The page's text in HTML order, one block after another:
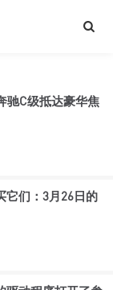
驰C级抵达豪华焦
它们：3月26日的